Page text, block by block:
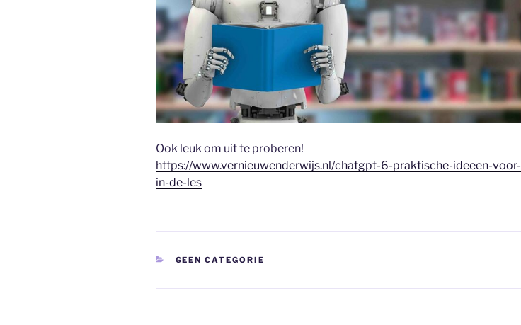
Ook leuk om uit te proberen!
https://www.vernieuwenderwijs.nl/chatgpt-6-praktische-ideeen-voor-
in-de-les
CATEGORIEËN
GEEN CATEGORIE